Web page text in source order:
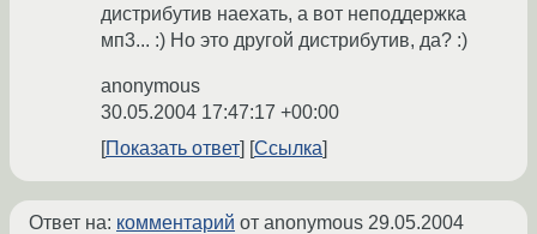
дистрибутив наехать, а вот неподдержка
мп3... :) Но это другой дистрибутив, да? :)
anonymous
30.05.2004 17:47:17 +00:00
Показать ответ
Ссылка
Ответ на: комментарий от anonymous 29.05.2004